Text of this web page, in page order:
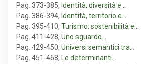
Pag. 373-385, Identità, diversità e…
Pag. 386-394, Identità, territorio e…
Pag. 395-410, Turismo, sostenibilità e…
Pag. 411-428, Uno sguardo…
Pag. 429-450, Universi semantici tra…
Pag. 451-468,
Le determinanti…